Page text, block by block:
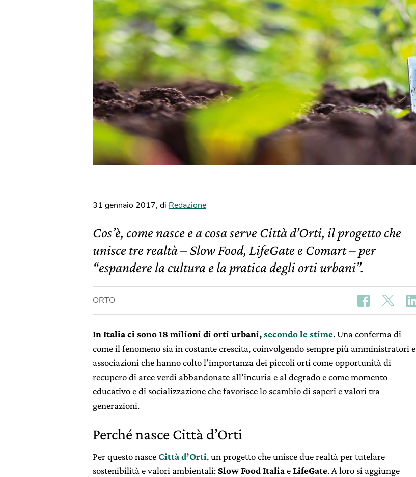
31 gennaio 2017, di Redazione
Cos’è, come nasce e a cosa serve Città d’Orti, il progetto che
unisce tre realtà – Slow Food, LifeGate e Comart – per
“espandere la cultura e la pratica degli orti urbani”.
ORTO
In Italia ci sono 18 milioni di orti urbani,secondo le stime. Una conferma di
come il fenomeno sia in costante crescita, coinvolgendo sempre più amministratori e
associazioni che hanno colto l’importanza dei piccoli orti come opportunità di
recupero di aree verdi abbandonate all’incuria e al degrado e come momento
educativo e di socializzazione che favorisce lo scambio di saperi e valori tra
generazioni.
Perché nasce Città d’Orti
Per questo nasceCittà d’Orti, un progetto che unisce due realtà per tutelare
sostenibilità e valori ambientali: Slow Food ItaliaeLifeGate. A loro si aggiunge